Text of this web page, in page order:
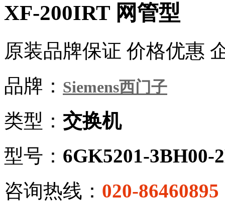
XF-200IRT 网管型
原装品牌保证 价格优惠
品牌： Siemens西门子
类型： 交换机
型号： 6GK5201-3BH00-
咨询热线： 020-86460895